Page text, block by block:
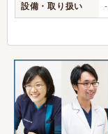
設備・取り扱い -